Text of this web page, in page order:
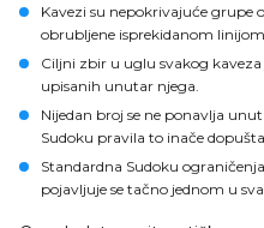
Kavezi su nepokrivajuće grupe
obrubljene isprekidanom
Ciljni zbir u uglu svakog
upisanih unutar njega.
Nijedan broj se ne ponavlja
Sudoku pravila to inače
Standardna Sudoku
pojavljuje se tačno jednom u